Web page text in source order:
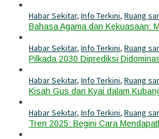
Habar Sekitar, Info Terkini, Ruang
Bahasa Agama dan Kekuasaan:
Habar Sekitar, Info Terkini, Ruang
Pilkada 2030 Diprediksi
Habar Sekitar, Info Terkini, Ruang
Kisah Gus dan Kyai dalam
Habar Sekitar, Info Terkini, Ruang
Tren 2025: Begini Cara